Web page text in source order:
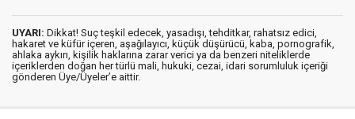
UYARI: Dikkat! Suç teşkil edecek, yasadışı, tehditkar, rahatsız edici,
hakaret ve küfür içeren, aşağılayıcı, küçük düşürücü, kaba, pornografik,
ahlaka aykırı, kişilik haklarına zarar verici ya da benzeri niteliklerde
içeriklerden doğan her türlü mali, hukuki, cezai, idari sorumluluk içeriği
gönderen Üye/Üyeler’e aittir.